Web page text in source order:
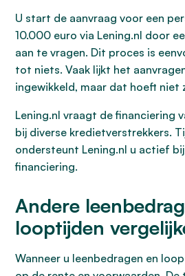
U start de aanvraag voor een
10.000 euro via Lening.nl door
aan te vragen. Dit proces is
tot niets. Vaak lijkt het
ingewikkeld, maar dat hoeft niet
Lening.nl vraagt de financiering
bij diverse kredietverstrekkers.
ondersteunt Lening.nl u actief
financiering.
Andere
looptijden
Wanneer u leenbedragen en